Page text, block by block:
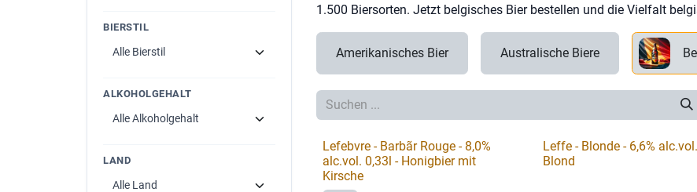
BIERSTIL
ALKOHOLGEHALT
LAND
1.500 Biersorten. Jetzt belgisches Bier bestellen und die Vielfalt
Amerikanisches Bier Australische Biere
Lefebvre - Barbãr Rouge - 8,0%
alc.vol. 0,33l - Honigbier mit
Kirsche
Leffe - Blonde - 6,6%
Blond